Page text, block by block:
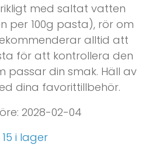
med saltat vatten
per 100g pasta), rör om
alltid att
för att kontrollera den
passar din smak. Häll av
dina favorittillbehör.
2028-02-04
15 i lager